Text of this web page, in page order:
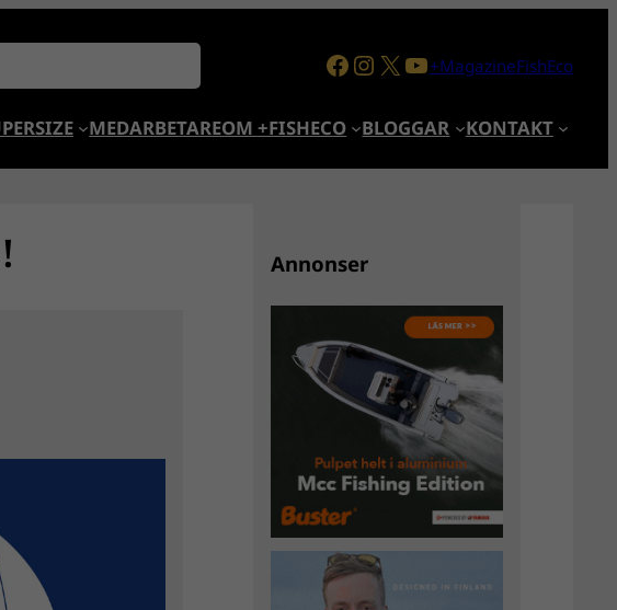
Facebook
Instagram
X YouTube
+MagazineFishEco
MEDARBETAREOM +FISHECO BLOGGAR KONTAKT
Annonser